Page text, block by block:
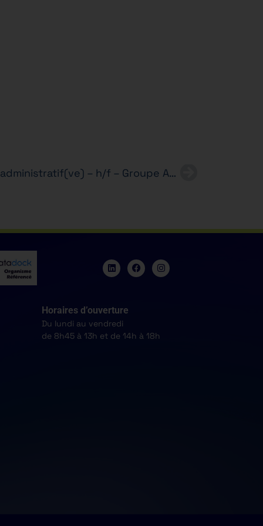
Alternance – Assistant(e) administratif(ve) – h/f – Groupe Automobile – BTS SAM
Horaires d’ouverture
Du lundi au vendredi
de 8h45 à 13h et de 14h à 18h